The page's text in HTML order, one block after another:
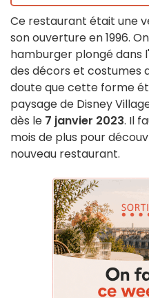
Ce restaurant était une
son ouverture en 1996.
hamburger plongé dans
des décors et costumes
doute que cette forme
paysage de Disney
dès le 7 janvier 2023. Il
mois de plus pour
nouveau restaurant.